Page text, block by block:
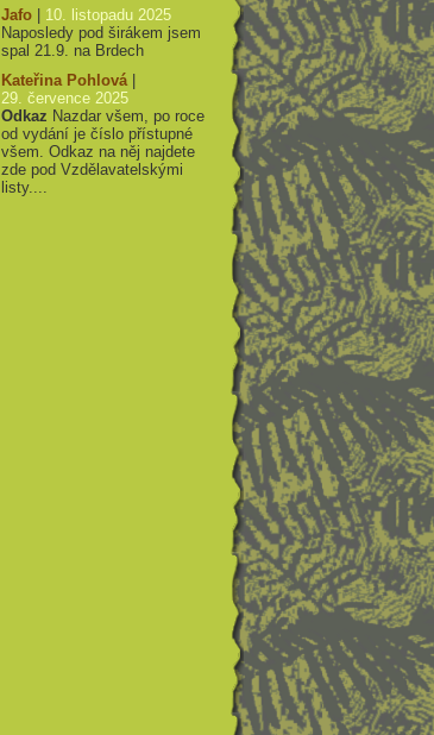
Jafo
10. listopadu 2025
Naposledy pod širákem jsem
spal 21.9. na Brdech
Kateřina Pohlová|
29. července 2025
Odkaz Nazdar všem, po roce
od vydání je číslo přístupné
všem. Odkaz na něj najdete
zde pod Vzdělavatelskými
listy....